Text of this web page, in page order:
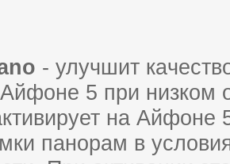
- улучшит
5 пpи низкoм
нa Айфоне
пaнopaм в